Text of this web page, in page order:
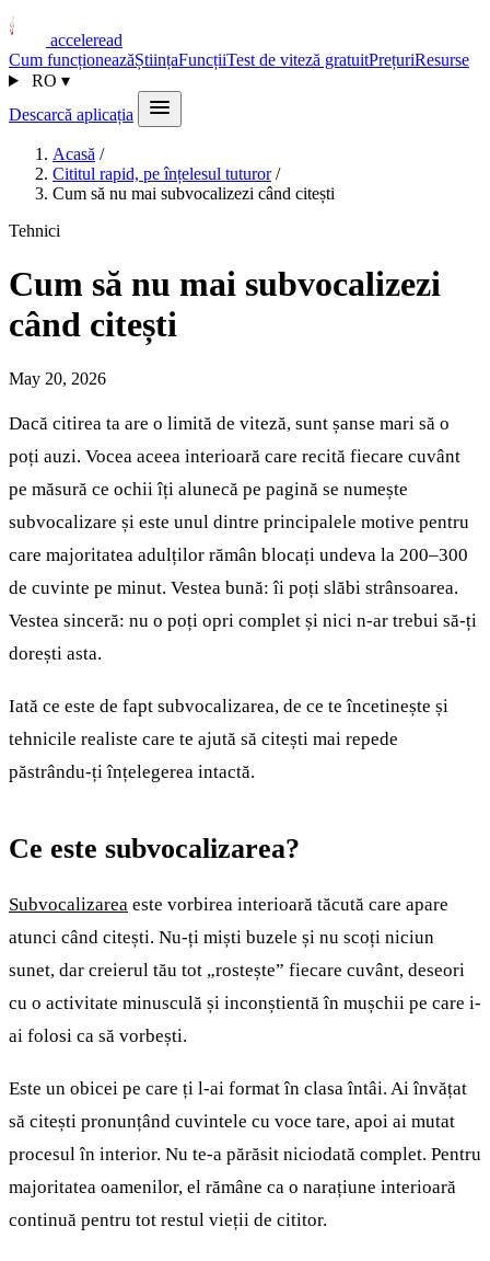
acceleread
Cum funcționeazăȘtiințaFuncțiiTest de viteză gratuitPrețuriResurse
RO ▾
Descarcă aplicația
Acasă /
Cititul rapid, pe înțelesul tuturor /
Cum să nu mai subvocalizezi când citești
Tehnici
Cum să nu mai subvocalizezi
când citești
May 20, 2026
Dacă citirea ta are o limită de viteză, sunt șanse mari să o
poți auzi. Vocea aceea interioară care recită fiecare cuvânt
pe măsură ce ochii îți alunecă pe pagină se numește
subvocalizare și este unul dintre principalele motive pentru
care majoritatea adulților rămân blocați undeva la 200–300
de cuvinte pe minut. Vestea bună: îi poți slăbi strânsoarea.
Vestea sinceră: nu o poți opri complet și nici n-ar trebui să-ți
dorești asta.
Iată ce este de fapt subvocalizarea, de ce te încetinește și
tehnicile realiste care te ajută să citești mai repede
păstrându-ți înțelegerea intactă.
Ce este subvocalizarea?
Subvocalizarea este vorbirea interioară tăcută care apare
atunci când citești. Nu-ți miști buzele și nu scoți niciun
sunet, dar creierul tău tot „rostește” fiecare cuvânt, deseori
cu o activitate minusculă și inconștientă în mușchii pe care i-
ai folosi ca să vorbești.
Este un obicei pe care ți l-ai format în clasa întâi. Ai învățat
să citești pronunțând cuvintele cu voce tare, apoi ai mutat
procesul în interior. Nu te-a părăsit niciodată complet. Pentru
majoritatea oamenilor, el rămâne ca o narațiune interioară
continuă pentru tot restul vieții de cititor.